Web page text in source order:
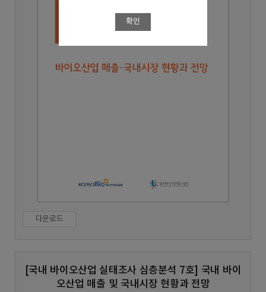
다운로드
[국내 바이오산업 실태조사 심층분석 7호] 국내 바이
오산업 매출 및 국내시장 현황과 전망
확인